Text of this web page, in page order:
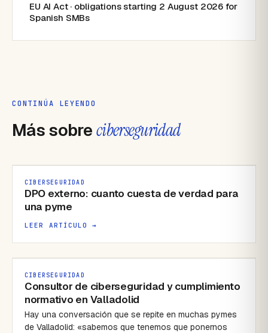
EU AI Act · obligations starting 2 August 2026 for
Spanish SMBs
CONTINÚA LEYENDO
Más sobreciberseguridad
CIBERSEGURIDAD
DPO externo: cuanto cuesta de verdad para
una pyme
LEER ARTÍCULO →
CIBERSEGURIDAD
Consultor de ciberseguridad y cumplimiento
normativo en Valladolid
Hay una conversación que se repite en muchas pymes
de Valladolid: «sabemos que tenemos que ponernos